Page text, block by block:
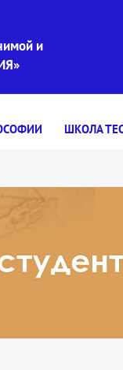
и
ШКОЛА